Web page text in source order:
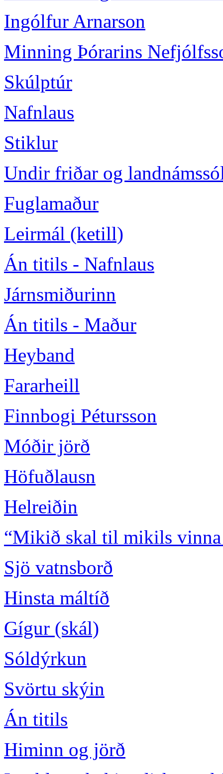
Ingólfur Arnarson
Minning Þórarins
Skúlptúr
Nafnlaus
Stiklur
Undir friðar og
Fuglamaður
Leirmál (ketill)
Án titils - Nafnlaus
Járnsmiðurinn
Án titils - Maður
Heyband
Fararheill
Finnbogi Pétursson
Móðir jörð
Höfuðlausn
Helreiðin
“Mikið skal til mikils
Sjö vatnsborð
Hinsta máltíð
Gígur (skál)
Sóldýrkun
Svörtu skýin
Án titils
Himinn og jörð